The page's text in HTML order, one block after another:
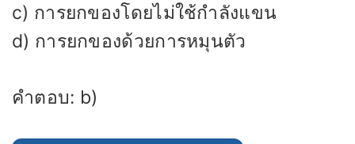
c) การยกของโดยไม่ใช้กำลังแขน
d) การยกของด้วยการหมุนตัว
คำตอบ: b)